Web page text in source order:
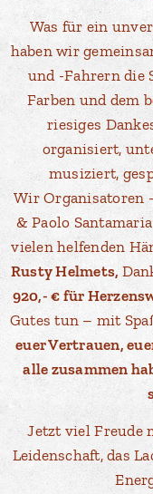
Was für ein
haben wir
und -Fahrern die
Farben und dem
riesiges
organisiert,
musiziert,
Wir Organisatoren
& Paolo
vielen helfenden
Rusty Helmets,
920,- € für
Gutes tun – mit
euer Vertrauen,
alle zusammen
Jetzt viel Freude
Leidenschaft, das